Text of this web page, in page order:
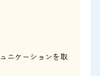
ニケーションを取